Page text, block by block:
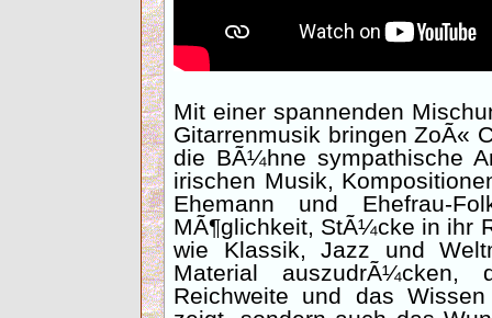
Mit einer spannenden
Gitarrenmusik bringen ZoÃ«
die BÃ¼hne sympathische
irischen Musik,
Ehemann und Ehefrau-
MÃ¶glichkeit, StÃ¼cke in ihr
wie Klassik, Jazz und
Material
Reichweite und das